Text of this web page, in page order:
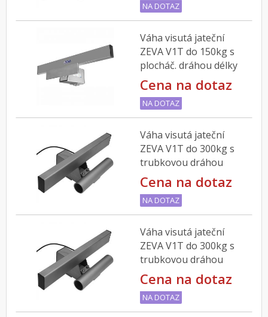
NA DOTAZ
Váha visutá jateční
ZEVA V1T do 150kg s
plocháč. dráhou délky
300mm
Cena na dotaz
NA DOTAZ
Váha visutá jateční
ZEVA V1T do 300kg s
trubkovou dráhou
délky 200mm
Cena na dotaz
NA DOTAZ
Váha visutá jateční
ZEVA V1T do 300kg s
trubkovou dráhou
délky 300mm
Cena na dotaz
NA DOTAZ